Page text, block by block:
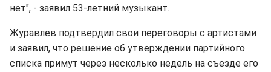
нет", - заявил 53-летний музыкант.
Журавлев подтвердил свои переговоры с артистами
и заявил, что решение об утверждении партийного
списка примут через несколько недель на съезде его